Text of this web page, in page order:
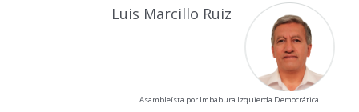
Luis Marcillo Ruiz
Asambleísta por Imbabura Izquierda Democrática